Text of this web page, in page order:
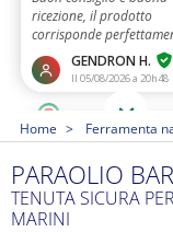
Home Ferramenta
PARAOLIO
TENUTA SICURA
MARINI